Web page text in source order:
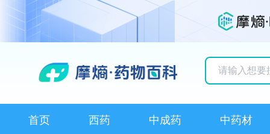
首页 西药 中成药 中药材